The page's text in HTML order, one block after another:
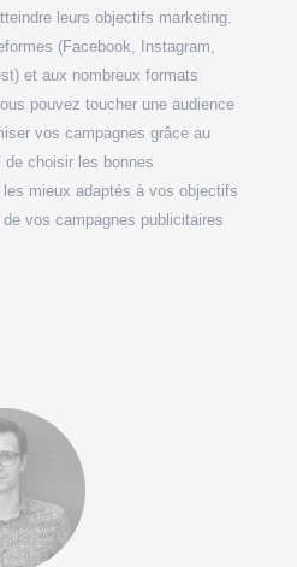
leurs objectifs marketing.
(Facebook, Instagram,
et aux nombreux formats
pouvez toucher une audience
vos campagnes grâce au
choisir les bonnes
mieux adaptés à vos objectifs
vos campagnes publicitaires